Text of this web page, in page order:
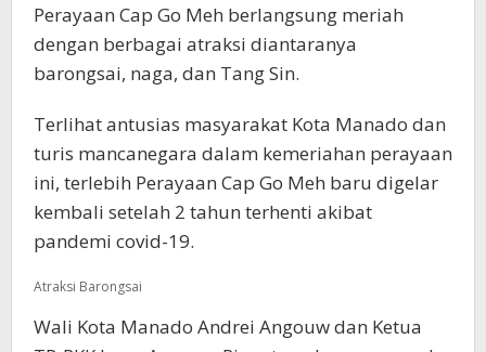
Perayaan Cap Go Meh berlangsung meriah
dengan berbagai atraksi diantaranya
barongsai, naga, dan Tang Sin.
Terlihat antusias masyarakat Kota Manado dan
turis mancanegara dalam kemeriahan perayaan
ini, terlebih Perayaan Cap Go Meh baru digelar
kembali setelah 2 tahun terhenti akibat
pandemi covid-19.
Atraksi Barongsai
Wali Kota Manado Andrei Angouw dan Ketua